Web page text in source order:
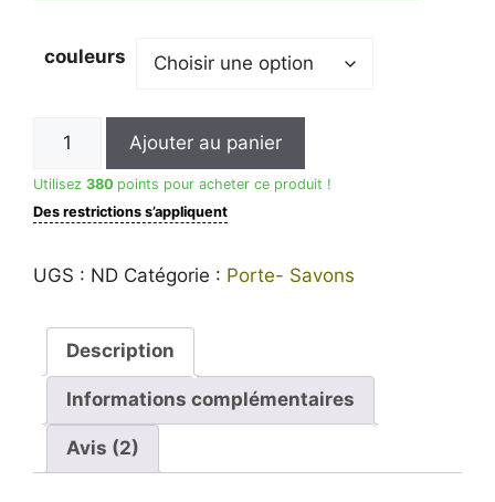
couleurs
Porte-
Savons
Ajouter au panier
Utilisez 380 points pour acheter ce produit !
Des restrictions s’appliquent
UGS : ND Catégorie : Porte- Savons
Description
Informations complémentaires
Avis (2)